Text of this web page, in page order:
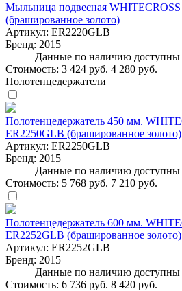
Мыльница подвесная
(брашированное золото)
Артикул: ER2220GLB
Бренд: 2015
Данные по наличию доступны
Стоимость: 3 424 руб. 4 280 руб.
Полотенцедержатели
Полотенцедержатель 450 мм.
ER2250GLB (брашированное золото)
Артикул: ER2250GLB
Бренд: 2015
Данные по наличию доступны
Стоимость: 5 768 руб. 7 210 руб.
Полотенцедержатель 600 мм.
ER2252GLB (брашированное золото)
Артикул: ER2252GLB
Бренд: 2015
Данные по наличию доступны
Стоимость: 6 736 руб. 8 420 руб.